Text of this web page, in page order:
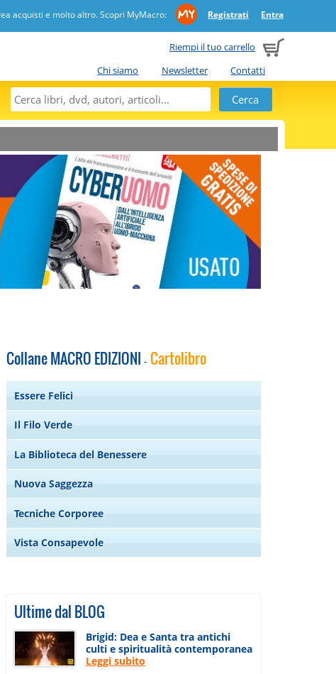
acquisti e molto altro. Scopri MyMacro: Registrati Entra
Riempi il tuo carrello
Chi siamo
Newsletter Contatti
Collane MACRO EDIZIONI - Cartolibro
Essere Felici
Il Filo Verde
La Biblioteca del Benessere
Nuova Saggezza
Tecniche Corporee
Vista Consapevole
Ultime dal BLOG
Brigid: Dea e Santa tra antichi
culti e spiritualità contemporanea
Leggi subito